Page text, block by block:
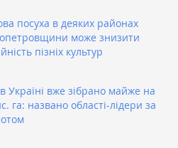
посуха в деяких районах
може знизити
пізніх культур
Україні вже зібрано майже на
га: названо області-лідери за